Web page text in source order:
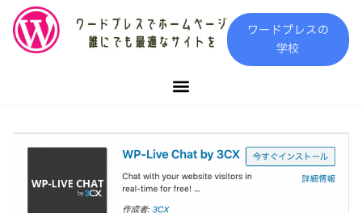
ワードプレスの
学校